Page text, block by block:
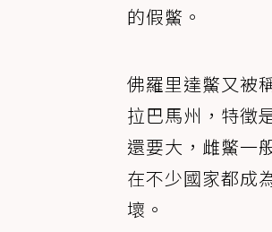
的假鱉。
佛羅里達鱉又被
拉巴馬州，特徵
還要大，雌鱉一
在不少國家都成
壞。